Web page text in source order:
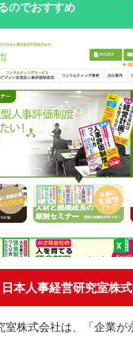
のでおすすめ
日本人事経営研究室株
室株式会社は、「企業が